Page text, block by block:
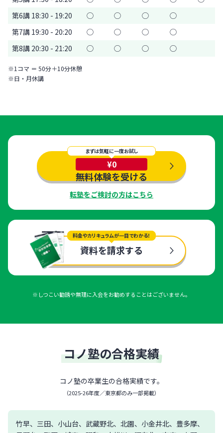
第6講 18:30 - 19:20
◯ ◯ ◯
◯
第7講 19:30 - 20:20
◯ ◯ ◯
◯
第8講 20:30 - 21:20
◯ ◯ ◯ ◯
※1コマ ＝ 50分＋10分休憩
※日・月休講
まずは気軽に一度お試し
¥0
無料体験を受ける
転塾をご検討の方はこちら
料金やカリキュラムが一目でわかる！
資料を請求する
※しつこい勧誘や無理に入会をお勧めすることはございません。
コノ塾の合格実績
コノ塾の卒業生の合格実績です。
（2025-26年度／東京都のみ一部掲載）
竹早、三田、小山台、武蔵野北、北園、小金井北、豊多摩、